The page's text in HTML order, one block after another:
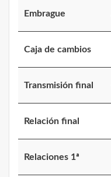
Embrague
Caja de cambios
Transmisión final
Relación final
Relaciones 1ª